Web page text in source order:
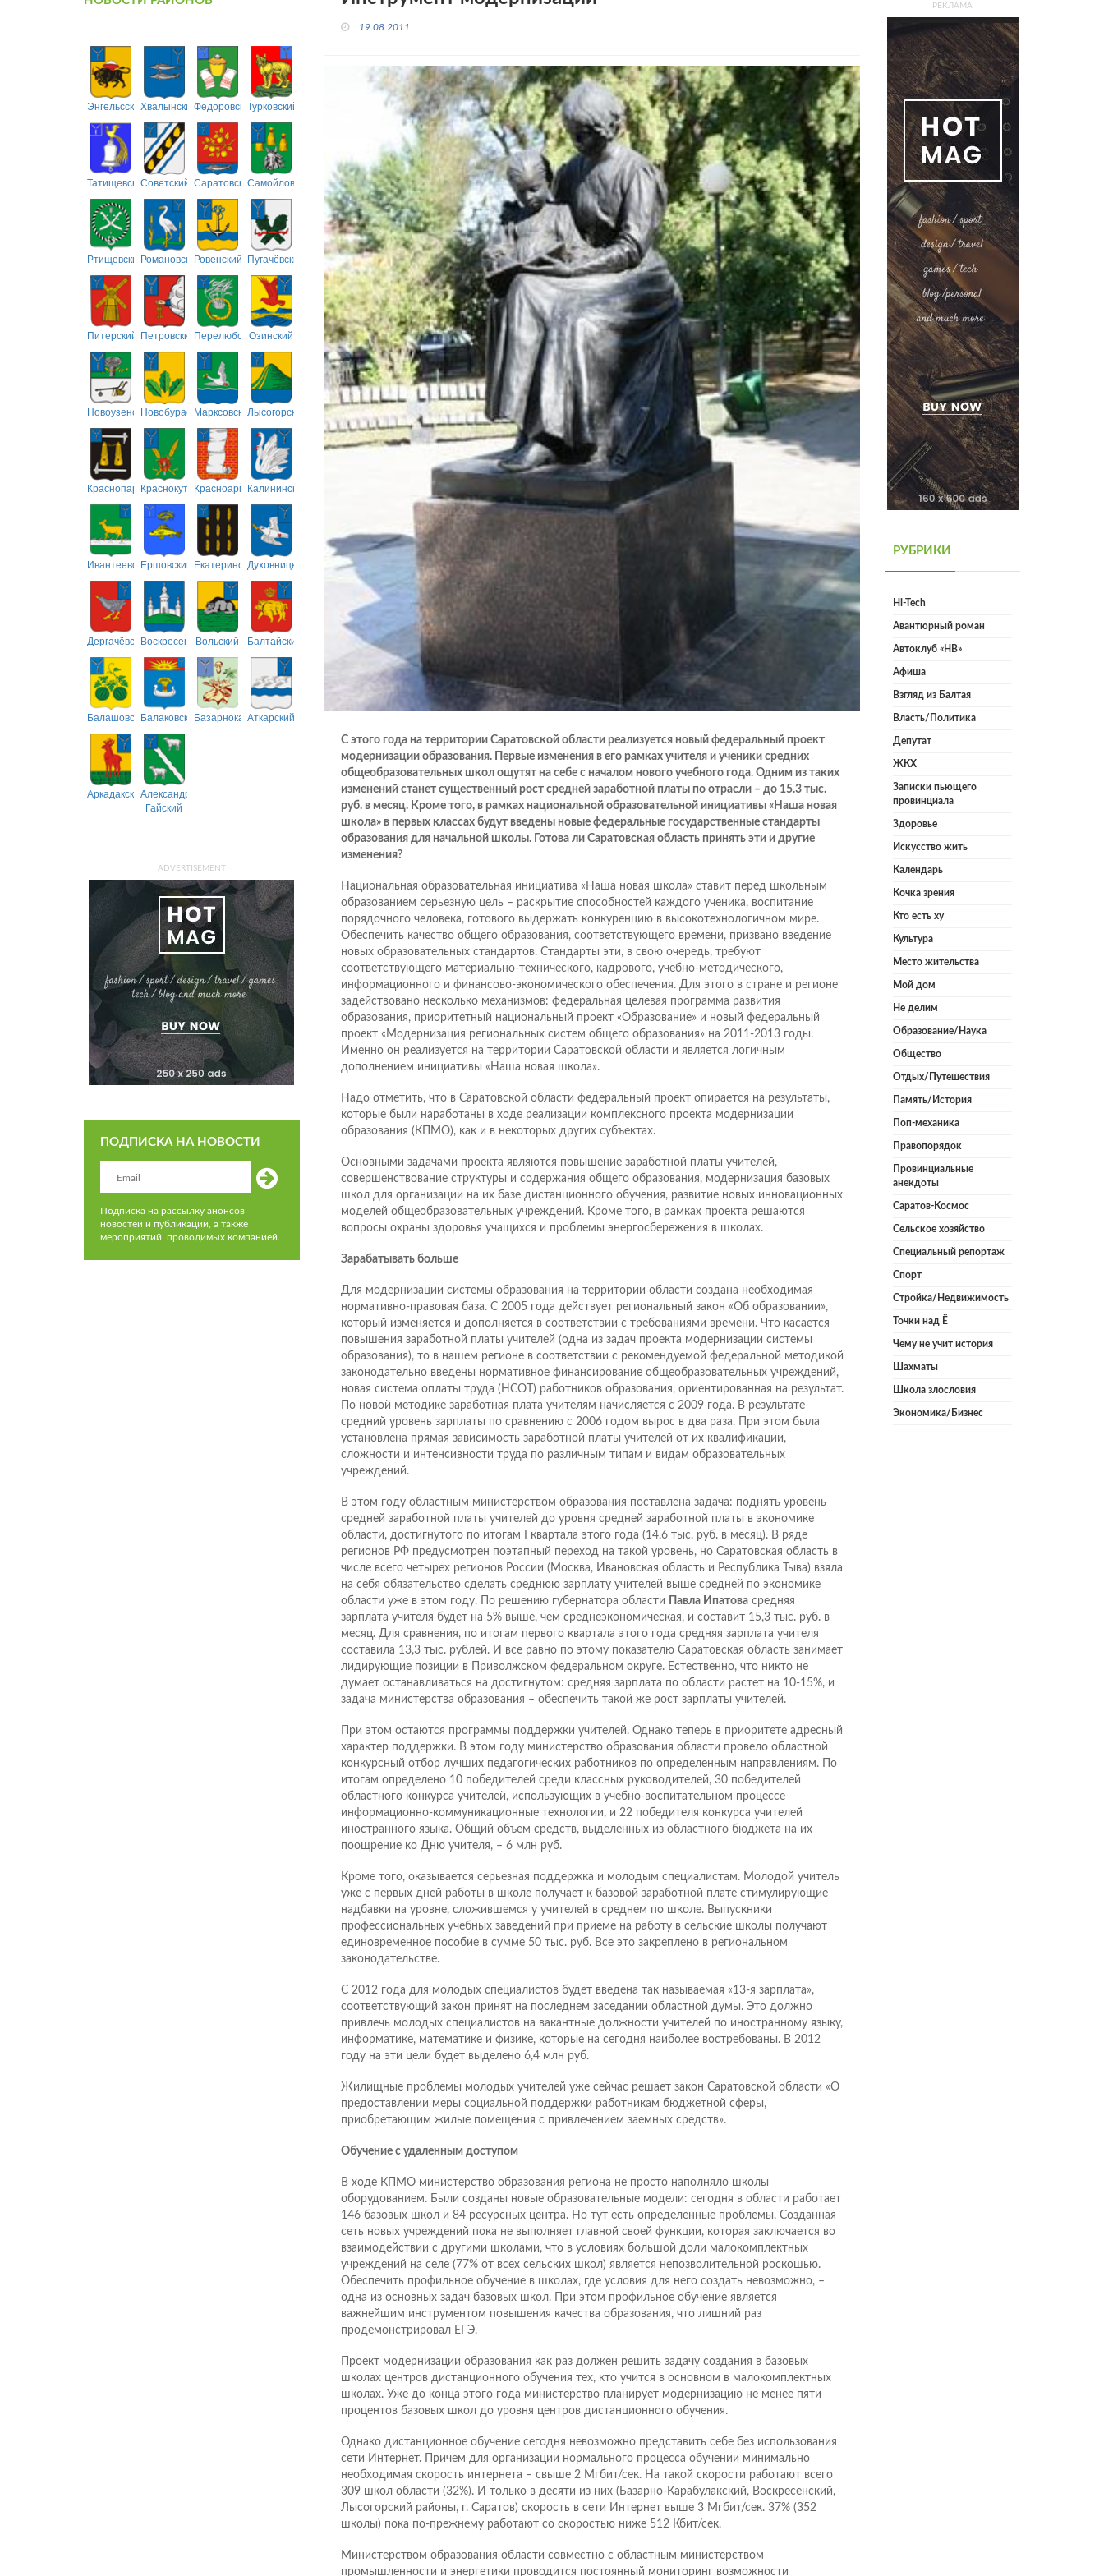
ЭнгельсскийХвалынскийФёдоровскийТурковский
ТатищевскийСоветский СаратовскийСамойловский
РтищевскийРомановскийРовенский Пугачёвский
Питерский ПетровскийПерелюбскийОзинский
НовоузенскийНовобурасскийМарксовскийЛысогорский
Краснопартизанский
КраснокутскийКрасноармейский
Калининский
ИвантеевскийЕршовский ЕкатериновскийДуховницкий
ДергачёвскийВоскресенскийВольский Балтайский
БалашовскийБалаковскийБазарнокарабулакский
Аткарский
АркадакскийАлександрово-
Гайский
ADVERTISEMENT
ПОДПИСКА НА НОВОСТИ
Подписка на рассылку анонсов
новостей и публикаций, а также
мероприятий, проводимых компанией.
19.08.2011
С этого года на территории Саратовской области реализуется новый федеральный проект
модернизации образования. Первые изменения в его рамках учителя и ученики средних
общеобразовательных школ ощутят на себе с началом нового учебного года. Одним из таких
изменений станет существенный рост средней заработной платы по отрасли – до 15.3 тыс.
руб. в месяц. Кроме того, в рамках национальной образовательной инициативы «Наша новая
школа» в первых классах будут введены новые федеральные государственные стандарты
образования для начальной школы. Готова ли Саратовская область принять эти и другие
изменения?
Национальная образовательная инициатива «Наша новая школа» ставит перед школьным
образованием серьезную цель – раскрытие способностей каждого ученика, воспитание
порядочного человека, готового выдержать конкуренцию в высокотехнологичном мире.
Обеспечить качество общего образования, соответствующего времени, призвано введение
новых образовательных стандартов. Стандарты эти, в свою очередь, требуют
соответствующего материально-технического, кадрового, учебно-методического,
информационного и финансово-экономического обеспечения. Для этого в стране и регионе
задействовано несколько механизмов: федеральная целевая программа развития
образования, приоритетный национальный проект «Образование» и новый федеральный
проект «Модернизация региональных систем общего образования» на 2011-2013 годы.
Именно он реализуется на территории Саратовской области и является логичным
дополнением инициативы «Наша новая школа».
Надо отметить, что в Саратовской области федеральный проект опирается на результаты,
которые были наработаны в ходе реализации комплексного проекта модернизации
образования (КПМО), как и в некоторых других субъектах.
Основными задачами проекта являются повышение заработной платы учителей,
совершенствование структуры и содержания общего образования, модернизация базовых
школ для организации на их базе дистанционного обучения, развитие новых инновационных
моделей общеобразовательных учреждений. Кроме того, в рамках проекта решаются
вопросы охраны здоровья учащихся и проблемы энергосбережения в школах.
Зарабатывать больше
Для модернизации системы образования на территории области создана необходимая
нормативно-правовая база. С 2005 года действует региональный закон «Об образовании»,
который изменяется и дополняется в соответствии с требованиями времени. Что касается
повышения заработной платы учителей (одна из задач проекта модернизации системы
образования), то в нашем регионе в соответствии с рекомендуемой федеральной методикой
законодательно введены нормативное финансирование общеобразовательных учреждений,
новая система оплаты труда (НСОТ) работников образования, ориентированная на результат.
По новой методике заработная плата учителям начисляется с 2009 года. В результате
средний уровень зарплаты по сравнению с 2006 годом вырос в два раза. При этом была
установлена прямая зависимость заработной платы учителей от их квалификации,
сложности и интенсивности труда по различным типам и видам образовательных
учреждений.
В этом году областным министерством образования поставлена задача: поднять уровень
средней заработной платы учителей до уровня средней заработной платы в экономике
области, достигнутого по итогам I квартала этого года (14,6 тыс. руб. в месяц). В ряде
регионов РФ предусмотрен поэтапный переход на такой уровень, но Саратовская область в
числе всего четырех регионов России (Москва, Ивановская область и Республика Тыва) взяла
на себя обязательство сделать среднюю зарплату учителей выше средней по экономике
области уже в этом году. По решению губернатора области Павла Ипатовасредняя
зарплата учителя будет на 5% выше, чем среднеэкономическая, и составит 15,3 тыс. руб. в
месяц. Для сравнения, по итогам первого квартала этого года средняя зарплата учителя
составила 13,3 тыс. рублей. И все равно по этому показателю Саратовская область занимает
лидирующие позиции в Приволжском федеральном округе. Естественно, что никто не
думает останавливаться на достигнутом: средняя зарплата по области растет на 10-15%, и
задача министерства образования – обеспечить такой же рост зарплаты учителей.
При этом остаются программы поддержки учителей. Однако теперь в приоритете адресный
характер поддержки. В этом году министерство образования области провело областной
конкурсный отбор лучших педагогических работников по определенным направлениям. По
итогам определено 10 победителей среди классных руководителей, 30 победителей
областного конкурса учителей, использующих в учебно-воспитательном процессе
информационно-коммуникационные технологии, и 22 победителя конкурса учителей
иностранного языка. Общий объем средств, выделенных из областного бюджета на их
поощрение ко Дню учителя, – 6 млн руб.
Кроме того, оказывается серьезная поддержка и молодым специалистам. Молодой учитель
уже с первых дней работы в школе получает к базовой заработной плате стимулирующие
надбавки на уровне, сложившемся у учителей в среднем по школе. Выпускники
профессиональных учебных заведений при приеме на работу в сельские школы получают
единовременное пособие в сумме 50 тыс. руб. Все это закреплено в региональном
законодательстве.
С 2012 года для молодых специалистов будет введена так называемая «13-я зарплата»,
соответствующий закон принят на последнем заседании областной думы. Это должно
привлечь молодых специалистов на вакантные должности учителей по иностранному языку,
информатике, математике и физике, которые на сегодня наиболее востребованы. В 2012
году на эти цели будет выделено 6,4 млн руб.
Жилищные проблемы молодых учителей уже сейчас решает закон Саратовской области «О
предоставлении меры социальной поддержки работникам бюджетной сферы,
приобретающим жилые помещения с привлечением заемных средств».
Обучение с удаленным доступом
В ходе КПМО министерство образования региона не просто наполняло школы
оборудованием. Были созданы новые образовательные модели: сегодня в области работает
146 базовых школ и 84 ресурсных центра. Но тут есть определенные проблемы. Созданная
сеть новых учреждений пока не выполняет главной своей функции, которая заключается во
взаимодействии с другими школами, что в условиях большой доли малокомплектных
учреждений на селе (77% от всех сельских школ) является непозволительной роскошью.
Обеспечить профильное обучение в школах, где условия для него создать невозможно, –
одна из основных задач базовых школ. При этом профильное обучение является
важнейшим инструментом повышения качества образования, что лишний раз
продемонстрировал ЕГЭ.
Проект модернизации образования как раз должен решить задачу создания в базовых
школах центров дистанционного обучения тех, кто учится в основном в малокомплектных
школах. Уже до конца этого года министерство планирует модернизацию не менее пяти
процентов базовых школ до уровня центров дистанционного обучения.
Однако дистанционное обучение сегодня невозможно представить себе без использования
сети Интернет. Причем для организации нормального процесса обучении минимально
необходимая скорость интернета – свыше 2 Мгбит/сек. На такой скорости работают всего
309 школ области (32%). И только в десяти из них (Базарно-Карабулакский, Воскресенский,
Лысогорский районы, г. Саратов) скорость в сети Интернет выше 3 Мгбит/сек. 37% (352
школы) пока по-прежнему работают со скоростью ниже 512 Кбит/сек.
Министерством образования области совместно с областным министерством
промышленности и энергетики проводится постоянный мониторинг возможности
РЕКЛАМА
РУБРИКИ
Hi-Tech
Авантюрный роман
Автоклуб «НВ»
Афиша
Взгляд из Балтая
Власть/Политика
Депутат
ЖКХ
Записки пьющего
провинциала
Здоровье
Искусство жить
Календарь
Кочка зрения
Кто есть ху
Культура
Место жительства
Мой дом
Не делим
Образование/Наука
Общество
Отдых/Путешествия
Память/История
Поп-механика
Правопорядок
Провинциальные
анекдоты
Саратов-Космос
Сельское хозяйство
Специальный репортаж
Спорт
Стройка/Недвижимость
Точки над Ё
Чему не учит история
Шахматы
Школа злословия
Экономика/Бизнес